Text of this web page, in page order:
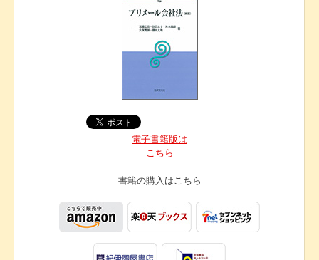
電子書籍版は
こちら
書籍の購入はこちら